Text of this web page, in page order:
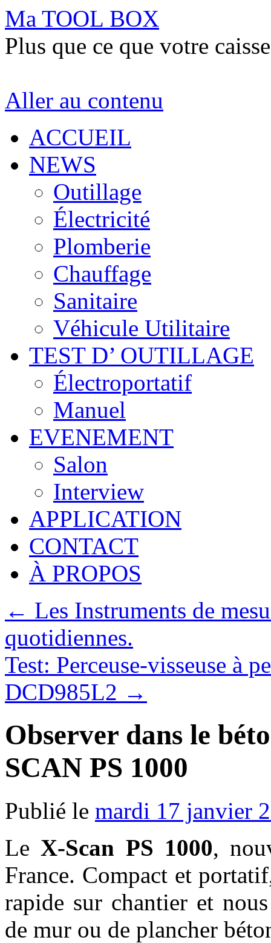
Ma TOOL BOX
Plus que ce que votre
Aller au contenu
ACCUEIL
NEWS
Outillage
Électricité
Plomberie
Chauffage
Sanitaire
Véhicule Utilitaire
TEST D’ OUTILLAGE
Électroportatif
Manuel
EVENEMENT
Salon
Interview
APPLICATION
CONTACT
À PROPOS
← Les Instruments de
quotidiennes.
Test: Perceuse-visseuse à
DCD985L2 →
Observer dans le
SCAN PS 1000
Publié le mardi 17 janvier
LeX-Scan PS 1000,
France. Compact et
rapide sur chantier et
de mur ou de plancher